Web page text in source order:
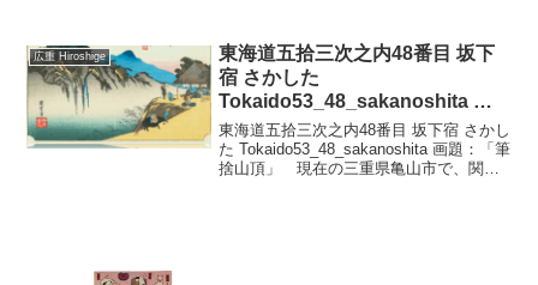
ころから冨士が眺められました。仕...
広重 Hiroshige
東海道五拾三次之内48番目 坂下
宿 さかした
Tokaido53_48_sakanoshita 画
題：「筆捨山頂」 wpfto5348
東海道五拾三次之内48番目 坂下宿 さかし
た Tokaido53_48_sakanoshita 画題：「筆
捨山頂」 現在の三重県亀山市で、関か